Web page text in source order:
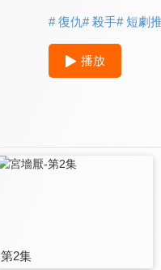
# 復仇# 殺手# 短劇
播放
第2集